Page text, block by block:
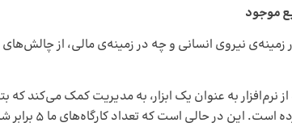
موجود
نیروی انسانی و چه در زمینه‌ی مالی، از
کارگاه‌های ما 5 برابر شده است و تعداد پروژه‌های کاری ما نیز از لحاظ ریالی بیش از 10 برابر شده است.